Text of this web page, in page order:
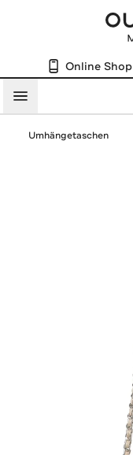
Online Shop
Menü
Umhängetaschen